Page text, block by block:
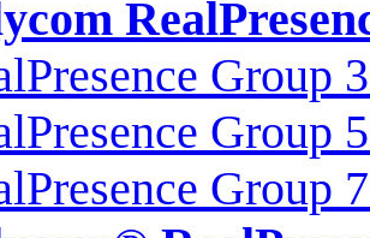
Group
Group
Group